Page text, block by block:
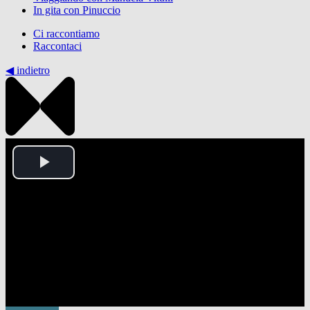
In gita con Pinuccio
Ci raccontiamo
Raccontaci
◀︎ indietro
Play